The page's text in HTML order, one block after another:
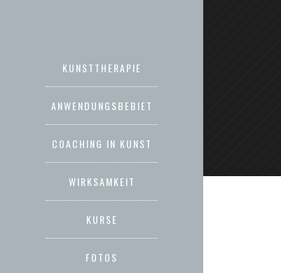
KUNSTTHERAPIE
ANWENDUNGSBEBIET
COACHING IN KUNST
WIRKSAMKEIT
KURSE
FOTOS